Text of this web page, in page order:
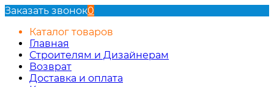
Заказать звонок0
Каталог товаров
Главная
Строителям и Дизайнерам
Возврат
Доставка и оплата